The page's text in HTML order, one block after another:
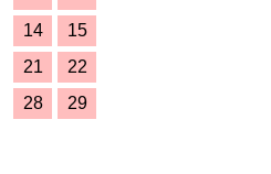
14
15
21
22
28
29